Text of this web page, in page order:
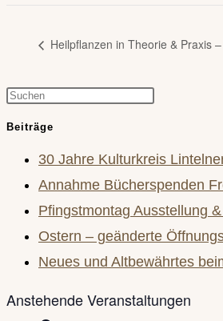
Heilpflanzen in Theorie & Praxis
Press
close
the
search
panel.
Beiträge
30 Jahre Kulturkreis
Annahme Bücherspenden
Pfingstmontag Ausstellung
Ostern – geänderte
Neues und Altbewährtes
Anstehende Veranstaltungen